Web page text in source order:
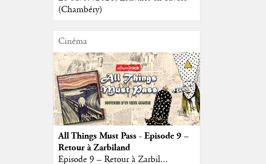
(Chambéry)
Cinéma
All Things Must Pass - Episode 9 –
Retour à Zarbiland
Episode 9 – Retour à Zarbil...